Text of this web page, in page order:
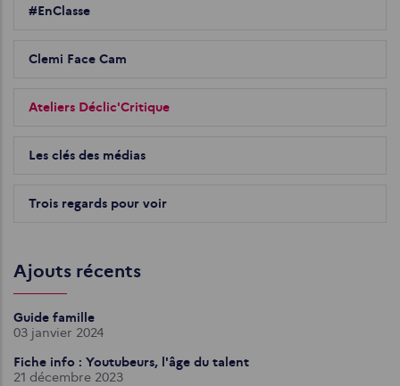
#EnClasse
Clemi Face Cam
Ateliers Déclic'Critique
Les clés des médias
Trois regards pour voir
Ajouts récents
Guide famille
03 janvier 2024
Fiche info : Youtubeurs, l'âge du talent
21 décembre 2023